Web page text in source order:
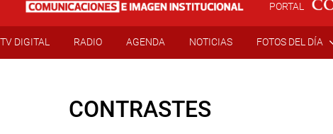
PORTAL
TV DIGITAL RADIO AGENDA NOTICIAS FOTOS DEL DÍA
CONTRASTES